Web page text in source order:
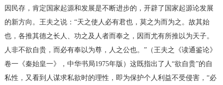
因民存，肯定国家起源和发展是不断进步的，开辟了国家起源论发展
的新方向。王夫之说：“天之使人必有君也，莫之为而为之。故其始
也，各推其德之长人、功之及人者而奉之，因而尤有所推以为天子。
人非不欲自贵，而必有奉以为尊，人之公也。”（王夫之《读通鉴论》
卷一《秦始皇一》，中华书局1975年版）这既指出了人“欲自贵”的自
私性，又看到人谋求私欲时的理性，即为保护个人利益不受侵害，“必